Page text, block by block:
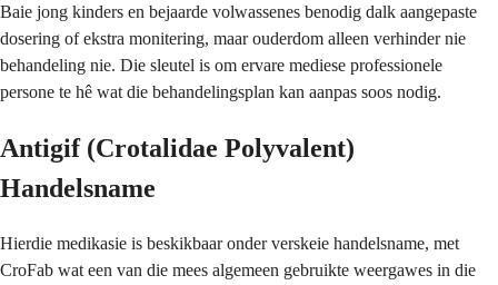
Baie jong kinders en bejaarde volwassenes benodig dalk aangepaste
dosering of ekstra monitering, maar ouderdom alleen verhinder nie
behandeling nie. Die sleutel is om ervare mediese professionele
persone te hê wat die behandelingsplan kan aanpas soos nodig.
Antigif (Crotalidae Polyvalent)
Handelsname
Hierdie medikasie is beskikbaar onder verskeie handelsname, met
CroFab wat een van die mees algemeen gebruikte weergawes in die